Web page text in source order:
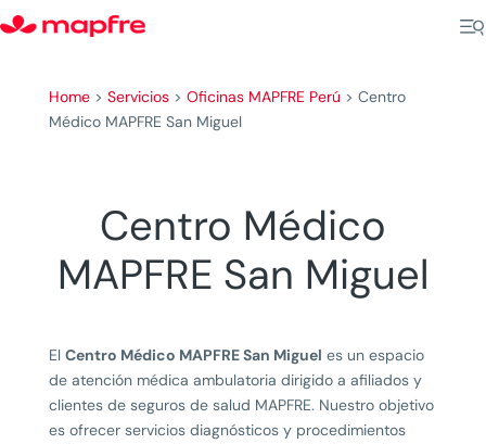
Home> Servicios> Oficinas MAPFRE Perú > Centro
Médico MAPFRE San Miguel
Centro Médico
MAPFRE San Miguel
El Centro Médico MAPFRE San Miguel es un espacio
de atención médica ambulatoria dirigido a afiliados y
clientes de seguros de salud MAPFRE. Nuestro objetivo
es ofrecer servicios diagnósticos y procedimientos